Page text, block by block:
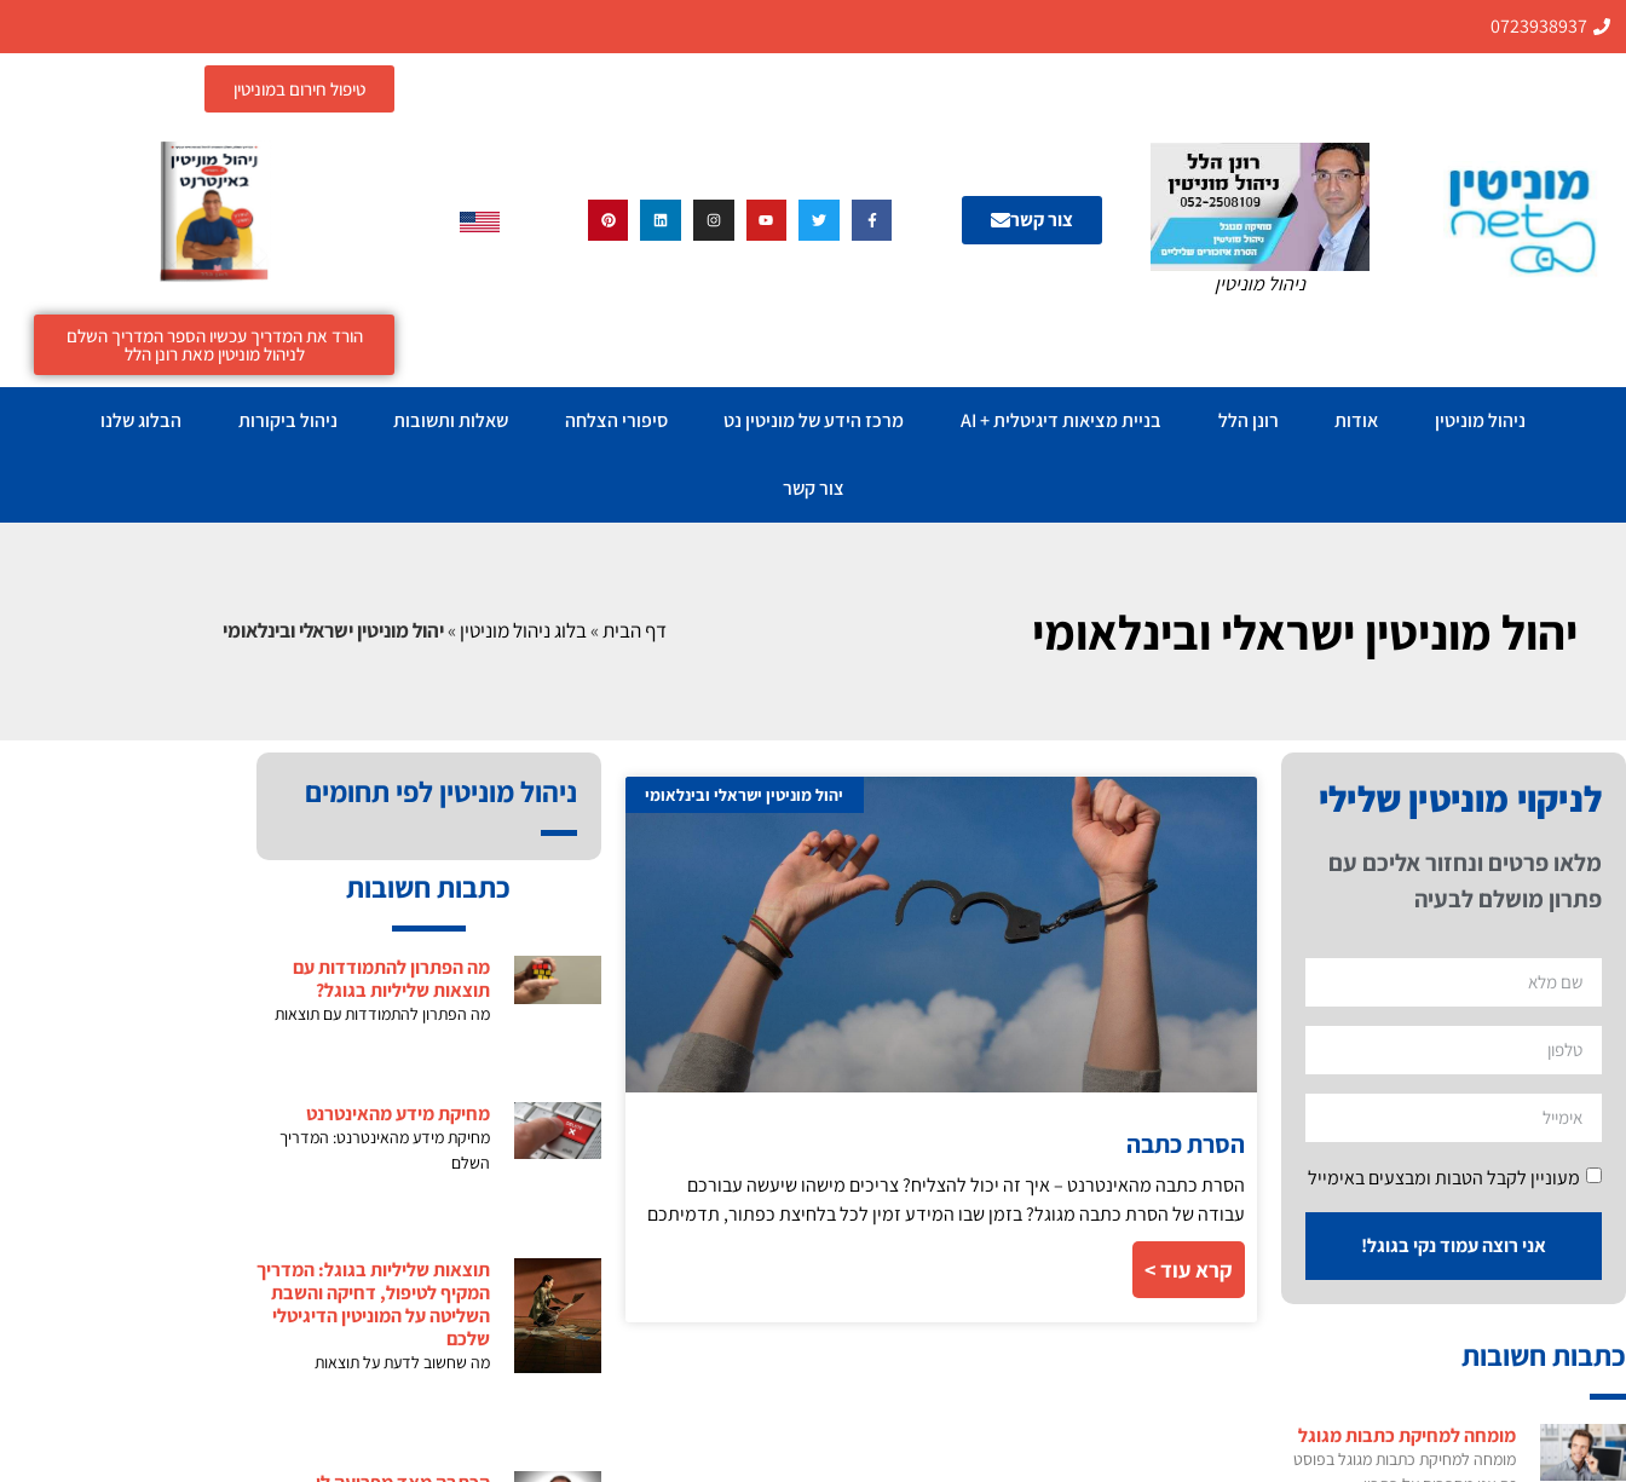
0723938937
ניהול מוניטין
צור קשר
טיפול חירום במוניטין
הורד את המדריך עכשיו הספר המדריך השלם
לניהול מוניטין מאת רונן הלל
ניהול מוניטין אודות רונן הלל בניית מציאות דיגיטלית + AI מרכז הידע של מוניטין נט סיפורי הצלחה שאלות ותשובות ניהול ביקורות הבלוג שלנו
צור קשר
יהול מוניטין ישראלי ובינלאומי דף הבית»בלוג ניהול מוניטין »יהול מוניטין ישראלי ובינלאומי
לניקוי מוניטין שלילי
מלאו פרטים ונחזור אליכם עם
פתרון מושלם לבעיה
מעוניין לקבל הטבות ומבצעים באימייל
אני רוצה עמוד נקי בגוגל!
כתבות חשובות
מומחה למחיקת כתבות מגוגל
מומחה למחיקת כתבות מגוגל בפוסט
יהול מוניטין ישראלי ובינלאומי
הסרת כתבה
הסרת כתבה מהאינטרנט – איך זה יכול להצליח? צריכים מישהו שיעשה עבורכם
עבודה של הסרת כתבה מגוגל? בזמן שבו המידע זמין לכל בלחיצת כפתור, תדמיתכם
קרא עוד >
ניהול מוניטין לפי תחומים
כתבות חשובות
מה הפתרון להתמודדות עם
תוצאות שליליות בגוגל?
מה הפתרון להתמודדות עם תוצאות
מחיקת מידע מהאינטרנט
מחיקת מידע מהאינטרנט: המדריך
השלם
תוצאות שליליות בגוגל: המדריך
המקיף לטיפול, דחיקה והשבת
השליטה על המוניטין הדיגיטלי
שלכם
מה שחשוב לדעת על תוצאות